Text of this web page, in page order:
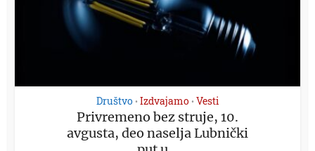
Društvo • Izdvajamo • Vesti
Privremeno bez struje, 10.
avgusta, deo naselja Lubnički